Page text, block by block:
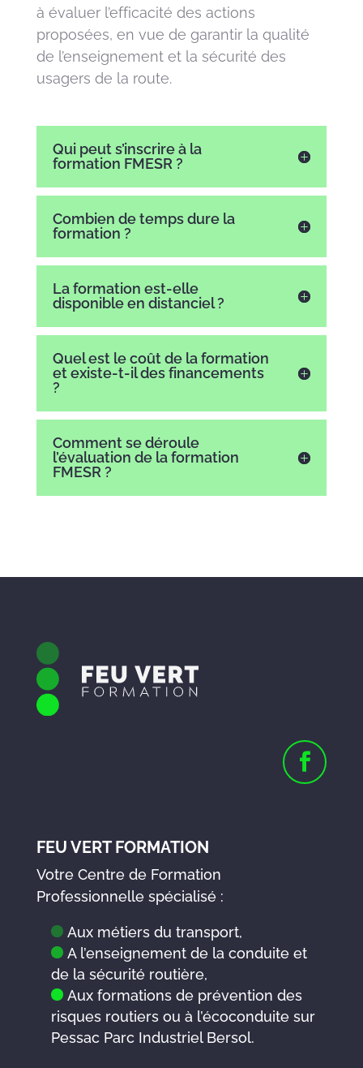
à évaluer l’efficacité des actions
proposées, en vue de garantir la qualité
de l’enseignement et la sécurité des
usagers de la route.
Qui peut s’inscrire à la
formation FMESR ?
Combien de temps dure la
formation ?
La formation est-elle
disponible en distanciel ?
Quel est le coût de la formation
et existe-t-il des financements
?
Comment se déroule
l’évaluation de la formation
FMESR ?
FEU VERT FORMATION
Votre Centre de Formation
Professionnelle spécialisé :
Aux métiers du transport,
A l’enseignement de la conduite et
de la sécurité routière,
Aux formations de prévention des
risques routiers ou à l’écoconduite sur
Pessac Parc Industriel Bersol.